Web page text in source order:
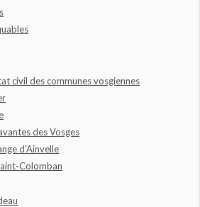
civil des communes vosgiennes
des Vosges
d'Ainvelle
Colomban